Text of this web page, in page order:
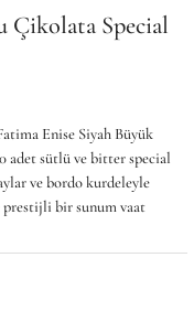
Çikolata Special
Enise Siyah Büyük
adet sütlü ve bitter special
ve bordo kurdeleyle
prestijli bir sunum vaat